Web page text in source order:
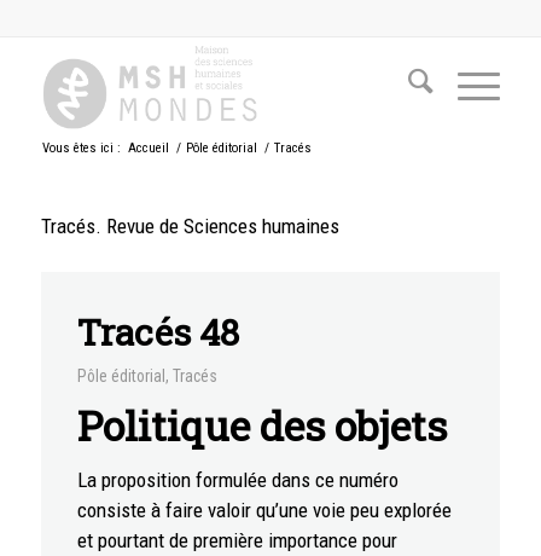
Vous êtes ici : Accueil / Pôle éditorial / Tracés
Tracés. Revue de Sciences humaines
Tracés 48
Pôle éditorial , Tracés
Politique des objets
La proposition formulée dans ce numéro
consiste à faire valoir qu’une voie peu explorée
et pourtant de première importance pour